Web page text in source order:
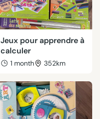
Jeux pour apprendre à
calculer
1 month 352km